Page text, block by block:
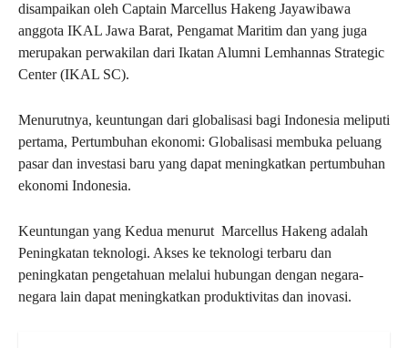
disampaikan oleh Captain Marcellus Hakeng Jayawibawa
anggota IKAL Jawa Barat, Pengamat Maritim dan yang juga
merupakan perwakilan dari Ikatan Alumni Lemhannas Strategic
Center (IKAL SC).
Menurutnya, keuntungan dari globalisasi bagi Indonesia meliputi
pertama, Pertumbuhan ekonomi: Globalisasi membuka peluang
pasar dan investasi baru yang dapat meningkatkan pertumbuhan
ekonomi Indonesia.
Keuntungan yang Kedua menurut Marcellus Hakeng adalah
Peningkatan teknologi. Akses ke teknologi terbaru dan
peningkatan pengetahuan melalui hubungan dengan negara-
negara lain dapat meningkatkan produktivitas dan inovasi.